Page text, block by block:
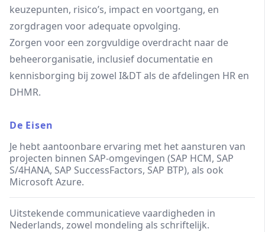
keuzepunten, risico’s, impact en voortgang, en
zorgdragen voor adequate opvolging.
Zorgen voor een zorgvuldige overdracht naar de
beheerorganisatie, inclusief documentatie en
kennisborging bij zowel I&DT als de afdelingen HR en
DHMR.
De Eisen
Je hebt aantoonbare ervaring met het aansturen van
projecten binnen SAP-omgevingen (SAP HCM, SAP
S/4HANA, SAP SuccessFactors, SAP BTP), als ook
Microsoft Azure.
Uitstekende communicatieve vaardigheden in
Nederlands, zowel mondeling als schriftelijk. ​​​​​